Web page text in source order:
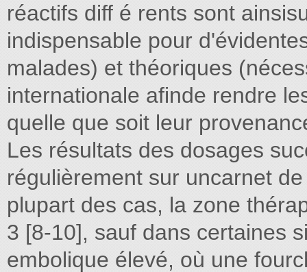
réactifs diff é rents sont
indispensable pour
malades) et théoriques
internationale afinde rendre
quelle que soit leur
Les résultats des dosages
régulièrement sur uncarnet
plupart des cas, la zone
3 [8-10], sauf dans certaines
embolique élevé, où une